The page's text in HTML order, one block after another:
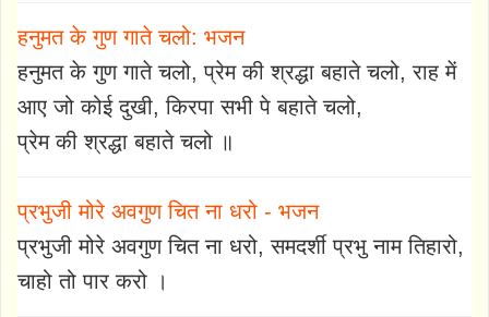
हनुमत के गुण गाते चलो: भजन
हनुमत के गुण गाते चलो, प्रेम की श्रद्धा बहाते चलो, राह में
आए जो कोई दुखी, किरपा सभी पे बहाते चलो,
प्रेम की श्रद्धा बहाते चलो ॥
प्रभुजी मोरे अवगुण चित ना धरो - भजन
प्रभुजी मोरे अवगुण चित ना धरो, समदर्शी प्रभु नाम तिहारो,
चाहो तो पार करो ।